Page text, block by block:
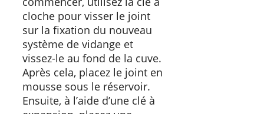
cloche pour visser le joint
sur la fixation du nouveau
système de vidange et
vissez-le au fond de la cuve.
Après cela, placez le joint en
mousse sous le réservoir.
Ensuite, à l’aide d’une clé à